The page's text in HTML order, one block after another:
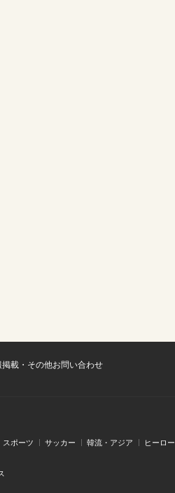
載・その他お問い合わせ
スポーツ サッカー 韓流・アジア ヒーロー